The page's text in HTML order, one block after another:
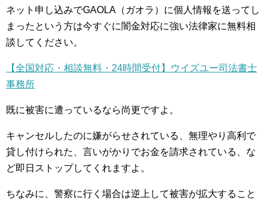
ネット申し込みでGAOLA（ガオラ）に個人情報を送ってし
まったという方は今すぐに闇金対応に強い法律家に無料相
談してください。
【全国対応・相談無料・24時間受付】ウイズユー司法書士
事務所
既に被害に遭っているなら尚更ですよ。
キャンセルしたのに嫌がらせされている、無理やり高利で
貸し付けられた、言いがかりでお金を請求されている、な
ど即日ストップしてくれますよ。
ちなみに、警察に行く場合は逆上して被害が拡大すること